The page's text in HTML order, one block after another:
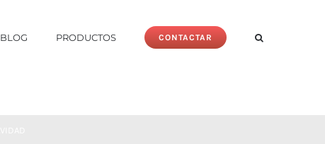
BLOG PRODUCTOS CONTACTAR